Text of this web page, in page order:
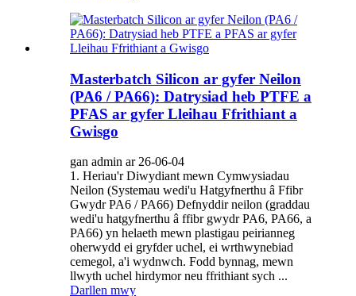
Masterbatch Silicon ar gyfer Neilon
(PA6 / PA66): Datrysiad heb PTFE a
PFAS ar gyfer Lleihau Ffrithiant a
Gwisgo
gan admin ar 26-06-04
1. Heriau'r Diwydiant mewn Cymwysiadau
Neilon (Systemau wedi'u Hatgyfnerthu â Ffibr
Gwydr PA6 / PA66) Defnyddir neilon (graddau
wedi'u hatgyfnerthu â ffibr gwydr PA6, PA66, a
PA66) yn helaeth mewn plastigau peirianneg
oherwydd ei gryfder uchel, ei wrthwynebiad
cemegol, a'i wydnwch. Fodd bynnag, mewn
llwyth uchel hirdymor neu ffrithiant sych ...
Darllen mwy